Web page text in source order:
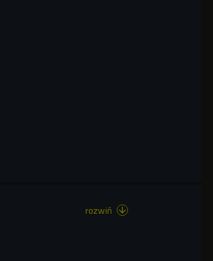
rozwiń 